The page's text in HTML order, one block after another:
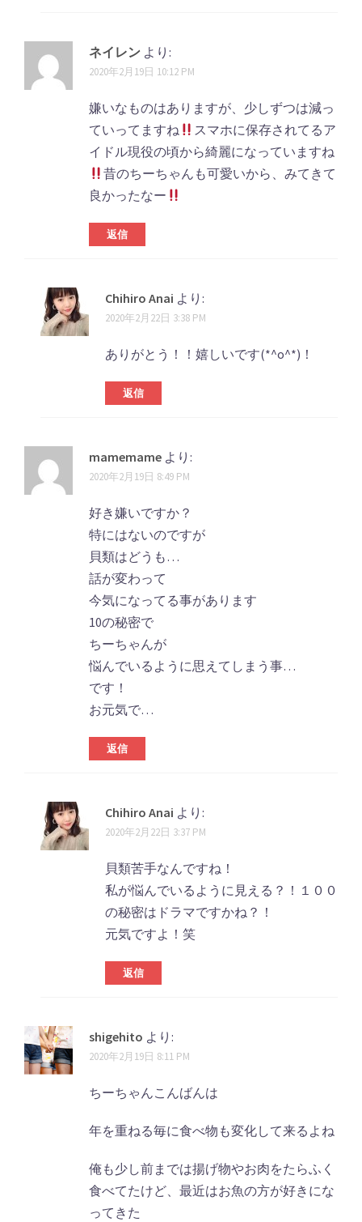
ネイレン より:
2020年2月19日 10:12 PM
嫌いなものはありますが、少しずつは減っ
ていってますね
スマホに保存されてるア
イドル現役の頃から綺麗になっていますね
昔のちーちゃんも可愛いから、みてきて
良かったなー
返信
Chihiro Anai より:
2020年2月22日 3:38 PM
ありがとう！！嬉しいです(*^o^*)！
返信
mamemame より:
2020年2月19日 8:49 PM
好き嫌いですか？
特にはないのですが
貝類はどうも…
話が変わって
今気になってる事があります
10の秘密で
ちーちゃんが
悩んでいるように思えてしまう事…
です！
お元気で…
返信
Chihiro Anai より:
2020年2月22日 3:37 PM
貝類苦手なんですね！
私が悩んでいるように見える？！１００
の秘密はドラマですかね？！
元気ですよ！笑
返信
shigehito より:
2020年2月19日 8:11 PM
ちーちゃんこんばんは
年を重ねる毎に食べ物も変化して来るよね
俺も少し前までは揚げ物やお肉をたらふく
食べてたけど、最近はお魚の方が好きにな
ってきた